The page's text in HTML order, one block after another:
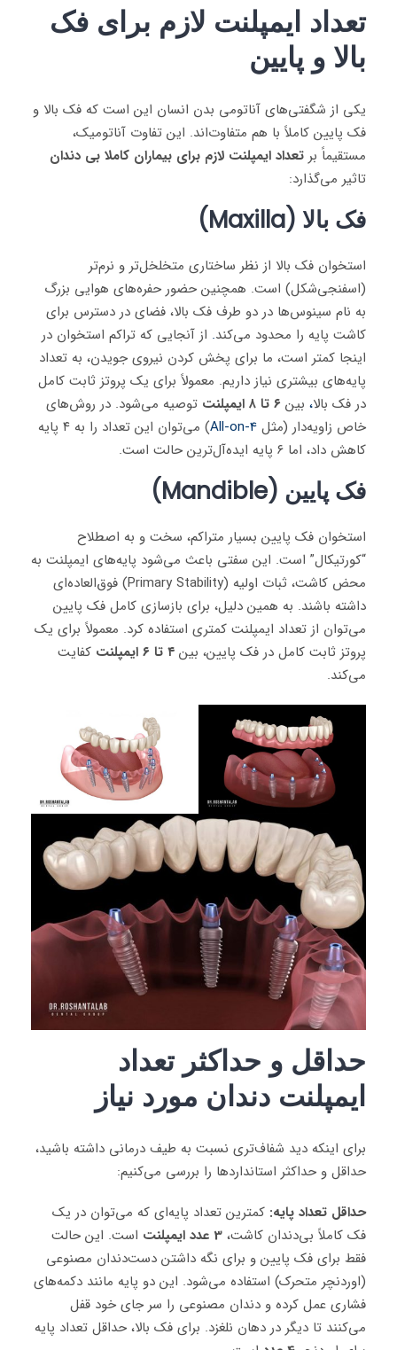
تعداد ایمپلنت لازم برای فک
بالا و پایین
یکی از شگفتی‌های آناتومی بدن انسان این است که فک بالا و
فک پایین کاملاً با هم متفاوت‌اند. این تفاوت آناتومیک،
مستقیماً بر تعداد ایمپلنت لازم برای بیماران کاملا بی دندان
تاثیر می‌گذارد:
فک بالا (Maxilla)
استخوان فک بالا از نظر ساختاری متخلخل‌تر و نرم‌تر
(اسفنجی‌شکل) است. همچنین حضور حفره‌های هوایی بزرگ
به نام سینوس‌ها در دو طرف فک بالا، فضای در دسترس برای
کاشت پایه را محدود می‌کند. از آنجایی که تراکم استخوان در
اینجا کمتر است، ما برای پخش کردن نیروی جویدن، به تعداد
پایه‌های بیشتری نیاز داریم. معمولاً برای یک پروتز ثابت کامل
در فک بالا، بین ۶ تا ۸ ایمپلنت
توصیه می‌شود. در روش‌های
خاص زاویه‌دار (مثل
) می‌توان این تعداد را به ۴ پایه
کاهش داد، اما ۶ پایه ایده‌آل‌ترین حالت است.
فک پایین (Mandible)
استخوان فک پایین بسیار متراکم، سخت و به اصطلاح
“کورتیکال” است. این سفتی باعث می‌شود پایه‌های ایمپلنت به
محض کاشت، ثبات اولیه (Primary Stability) فوق‌العاده‌ای
داشته باشند. به همین دلیل، برای بازسازی کامل فک پایین
می‌توان از تعداد ایمپلنت کمتری استفاده کرد. معمولاً برای یک
پروتز ثابت کامل در فک پایین، بین ۴ تا ۶ ایمپلنت
کفایت
می‌کند.
حداقل و حداکثر تعداد
ایمپلنت دندان مورد نیاز
برای اینکه دید شفاف‌تری نسبت به طیف درمانی داشته باشید،
حداقل و حداکثر استانداردها را بررسی می‌کنیم:
حداقل تعداد پایه: کمترین تعداد پایه‌ای که می‌توان در یک
فک کاملاً بی‌دندان کاشت، 3 عدد ایمپلنت
است. این حالت
فقط برای فک پایین و برای نگه داشتن دست‌دندان مصنوعی
(اوردنچر متحرک) استفاده می‌شود. این دو پایه مانند دکمه‌های
فشاری عمل کرده و دندان مصنوعی را سر جای خود قفل
می‌کنند تا دیگر در دهان نلغزد. برای فک بالا، حداقل تعداد پایه